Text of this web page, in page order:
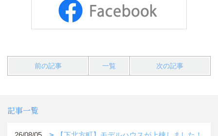
前の記事 一覧 次の記事
記事一覧